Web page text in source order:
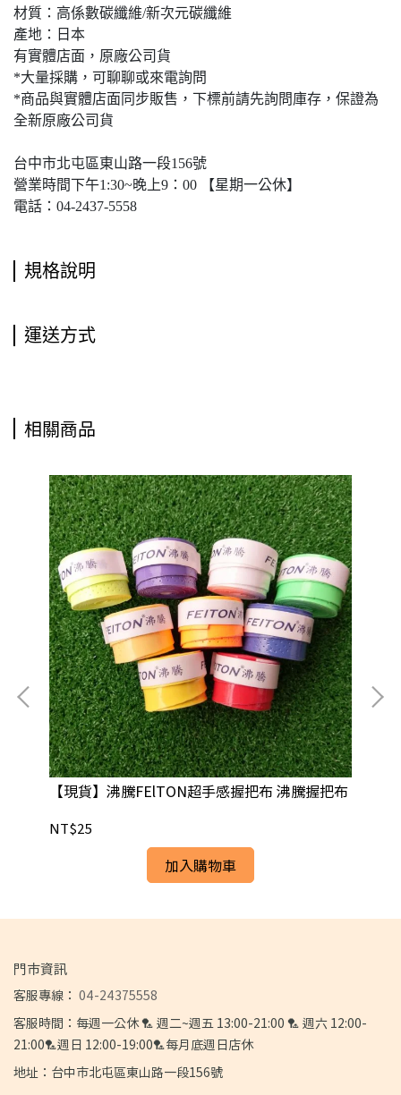
材質：高係數碳纖維/新次元碳纖維
產地：日本
有實體店面，原廠公司貨
*大量採購，可聊聊或來電詢問
*商品與實體店面同步販售，下標前請先詢問庫存，保證為
全新原廠公司貨
台中市北屯區東山路一段156號
營業時間下午1:30~晚上9：00 【星期一公休】
電話：04-2437-5558
規格說明
運送方式
相關商品
【現貨】沸騰FElTON超手感握把布 沸騰握把布
NT$25
加入購物車
門市資訊
客服專線： 04-24375558
客服時間：每週一公休 🏸 週二~週五 13:00-21:00 🏸 週六 12:00-
21:00🏸週日 12:00-19:00🏸每月底週日店休
地址：台中市北屯區東山路一段156號